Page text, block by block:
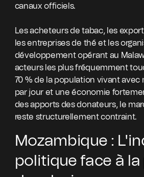
canaux officiels.
Les acheteurs de tabac, les
les entreprises de thé et les
développement opérant au
acteurs les plus fréquemment
70 % de la population vivant avec
par jour et une économie
des apports des donateurs, le
reste structurellement contraint.
Mozambique :
politique face à